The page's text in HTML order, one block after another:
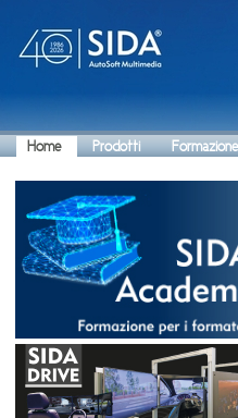
Home Prodotti Formazione